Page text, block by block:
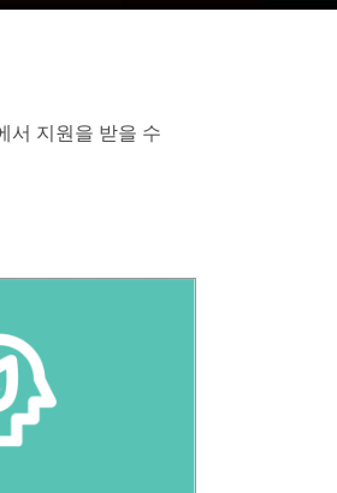
서 지원을 받을 수